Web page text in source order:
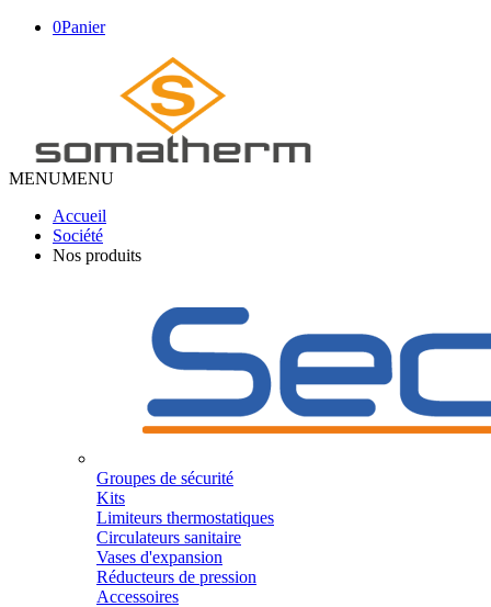
0Panier
MENUMENU
Accueil
Société
Nos produits
Groupes de sécurité
Kits
Limiteurs thermostatiques
Circulateurs sanitaire
Vases d'expansion
Réducteurs de pression
Accessoires